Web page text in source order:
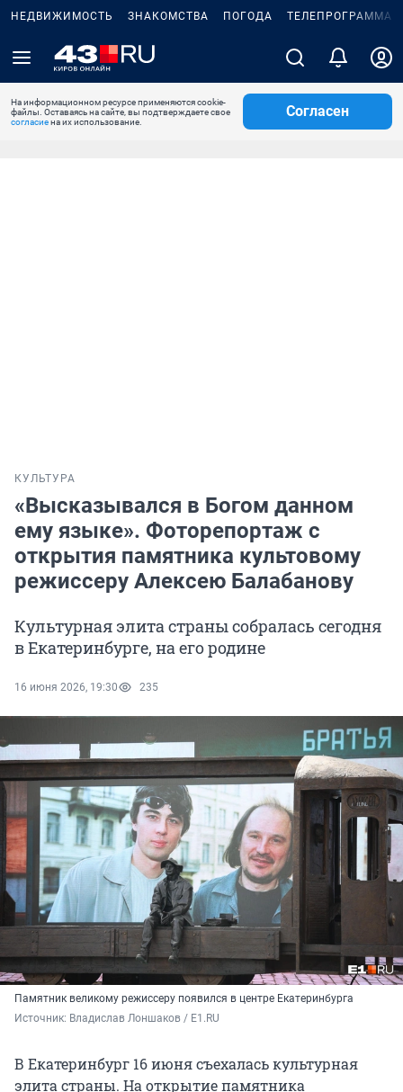
НЕДВИЖИМОСТЬ ЗНАКОМСТВА ПОГОДА ТЕЛЕПРОГРАММА
На информационном ресурсе применяются cookie-
файлы. Оставаясь на сайте, вы подтверждаете свое
согласиена их использование.
Согласен
КУЛЬТУРА
«Высказывался в Богом данном
ему языке». Фоторепортаж с
открытия памятника культовому
режиссеру Алексею Балабанову
Культурная элита страны собралась сегодня
в Екатеринбурге, на его родине
16 июня 2026, 19:30 235
Памятник великому режиссеру появился в центре Екатеринбурга
Источник: Владислав Лоншаков / E1.RU
В Екатеринбург 16 июня съехалась культурная
элита страны. На открытие памятника